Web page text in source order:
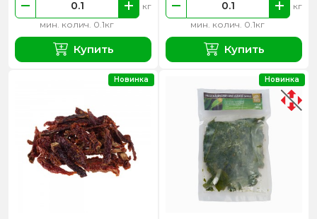
мин. колич. 0.1кг
кг
Купить
мин. колич. 0.1кг
кг
Купить
Новинка Новинка